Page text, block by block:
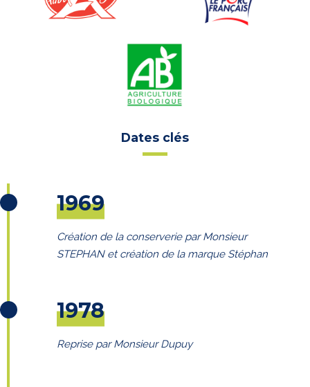
Dates clés
1969
Création de la conserverie par Monsieur
STEPHAN et création de la marque Stéphan
1978
Reprise par Monsieur Dupuy